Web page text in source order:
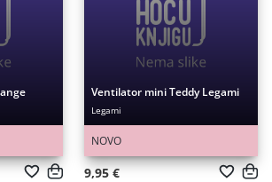
Ventilator mini Teddy Legami
Legami
NOVO
9,95 €